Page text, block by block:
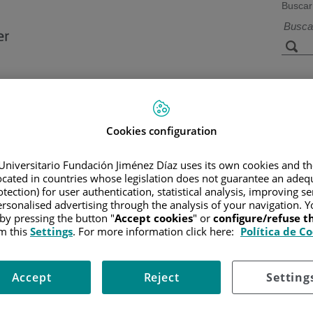
Buscar
Instalaciones y
/INFORMACIÓN Y SOPORTE AL PACIENTE /INFORMACIÓN
a las infecciones causadas por bacterias, virus, hongos y
del organismo y aumentar el riesgo de infección.
linfomas, pueden afectar a la médula ósea e impedir la producción
Cookies configuration
Fundación Jiménez Díaz uses its own cookies and
in countries whose legislation does not guarantee an
for user authentication, statistical analysis, improving
advertising through the analysis of your navigation.
pressing the button "Accept cookies" or configure/refuse
thisSettings. For more information click here: Política de
Reject
Accept